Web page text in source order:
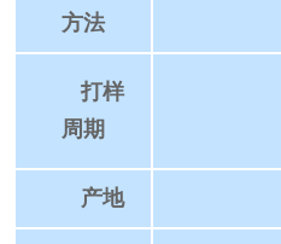
方法
打样
周期
产地